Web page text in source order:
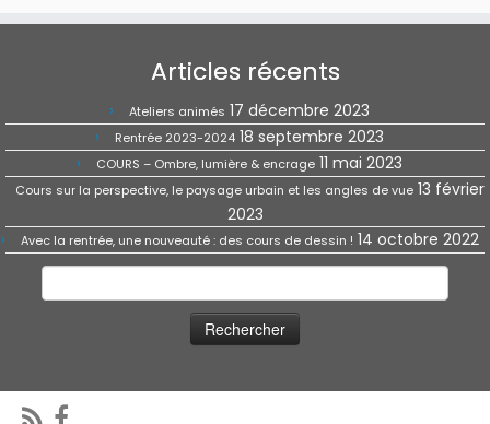
Articles récents
Ateliers animés 17 décembre 2023
Rentrée 2023-2024 18 septembre 2023
COURS – Ombre, lumière & encrage 11 mai 2023
Cours sur la perspective, le paysage urbain et les angles de vue 13 février
2023
Avec la rentrée, une nouveauté : des cours de dessin ! 14 octobre 2022